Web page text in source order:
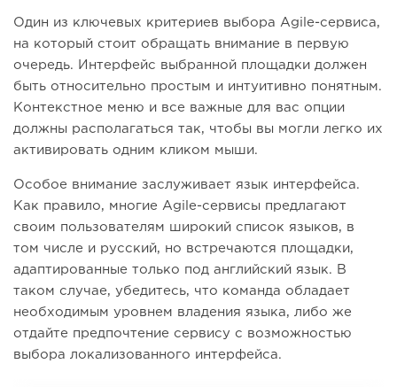
Один из ключевых критериев выбора Agile-сервиса,
на который стоит обращать внимание в первую
очередь. Интерфейс выбранной площадки должен
быть относительно простым и интуитивно понятным.
Контекстное меню и все важные для вас опции
должны располагаться так, чтобы вы могли легко их
активировать одним кликом мыши.
Особое внимание заслуживает язык интерфейса.
Как правило, многие Agile-сервисы предлагают
своим пользователям широкий список языков, в
том числе и русский, но встречаются площадки,
адаптированные только под английский язык. В
таком случае, убедитесь, что команда обладает
необходимым уровнем владения языка, либо же
отдайте предпочтение сервису с возможностью
выбора локализованного интерфейса.